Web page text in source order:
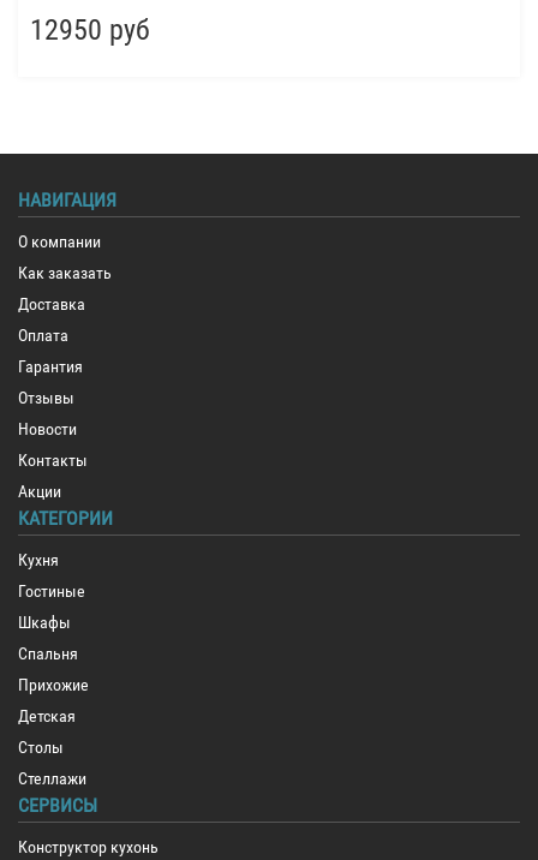
12950 руб
НАВИГАЦИЯ
О компании
Как заказать
Доставка
Оплата
Гарантия
Отзывы
Новости
Контакты
Акции
КАТЕГОРИИ
Кухня
Гостиные
Шкафы
Спальня
Прихожие
Детская
Столы
Стеллажи
СЕРВИСЫ
Конструктор кухонь